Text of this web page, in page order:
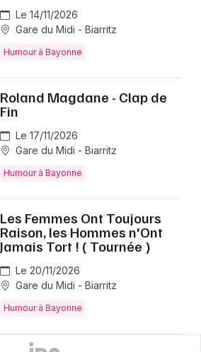
Le 14/11/2026
Gare du Midi - Biarritz
Humour à Bayonne
Roland Magdane - Clap de
Fin
Le 17/11/2026
Gare du Midi - Biarritz
Humour à Bayonne
Les Femmes Ont Toujours
Raison, les Hommes n'Ont
Jamais Tort ! ( Tournée )
Le 20/11/2026
Gare du Midi - Biarritz
Humour à Bayonne